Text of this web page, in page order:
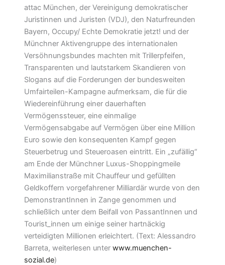
attac München, der Vereinigung demokratischer
Juristinnen und Juristen (VDJ), den Naturfreunden
Bayern, Occupy/ Echte Demokratie jetzt! und der
Münchner Aktivengruppe des internationalen
Versöhnungsbundes machten mit Trillerpfeifen,
Transparenten und lautstarkem Skandieren von
Slogans auf die Forderungen der bundesweiten
Umfairteilen-Kampagne aufmerksam, die für die
Wiedereinführung einer dauerhaften
Vermögenssteuer, eine einmalige
Vermögensabgabe auf Vermögen über eine Million
Euro sowie den konsequenten Kampf gegen
Steuerbetrug und Steueroasen eintritt. Ein „zufällig“
am Ende der Münchner Luxus-Shoppingmeile
Maximilianstraße mit Chauffeur und gefüllten
Geldkoffern vorgefahrener Milliardär wurde von den
DemonstrantInnen in Zange genommen und
schließlich unter dem Beifall von PassantInnen und
Tourist_innen um einige seiner hartnäckig
verteidigten Millionen erleichtert. (Text: Alessandro
Barreta, weiterlesen unter www.muenchen-
sozial.de)